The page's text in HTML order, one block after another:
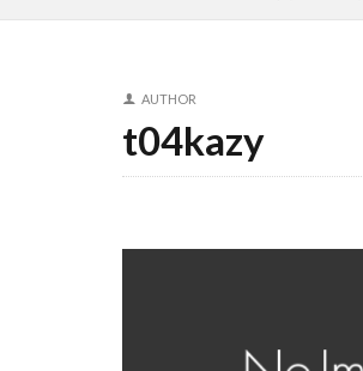
AUTHOR
t04kazy